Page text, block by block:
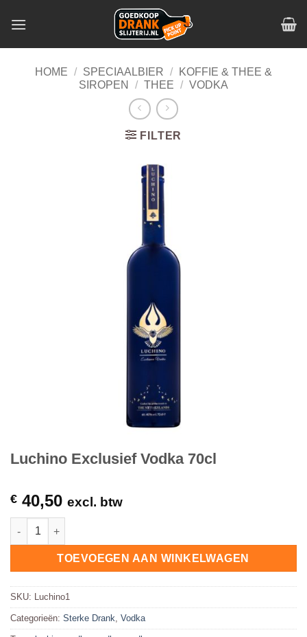
HOME / SPECIAALBIER /
KOFFIE & THEE &
SIROPEN
/ THEE / VODKA
FILTER
Luchino Exclusief Vodka 70cl
€ 40,50 excl. btw
Luchino Exclusief Vodka 70cl hoeveelheid
TOEVOEGEN AAN WINKELWAGEN
SKU: Luchino1
Categorieën: Sterke Drank Vodka